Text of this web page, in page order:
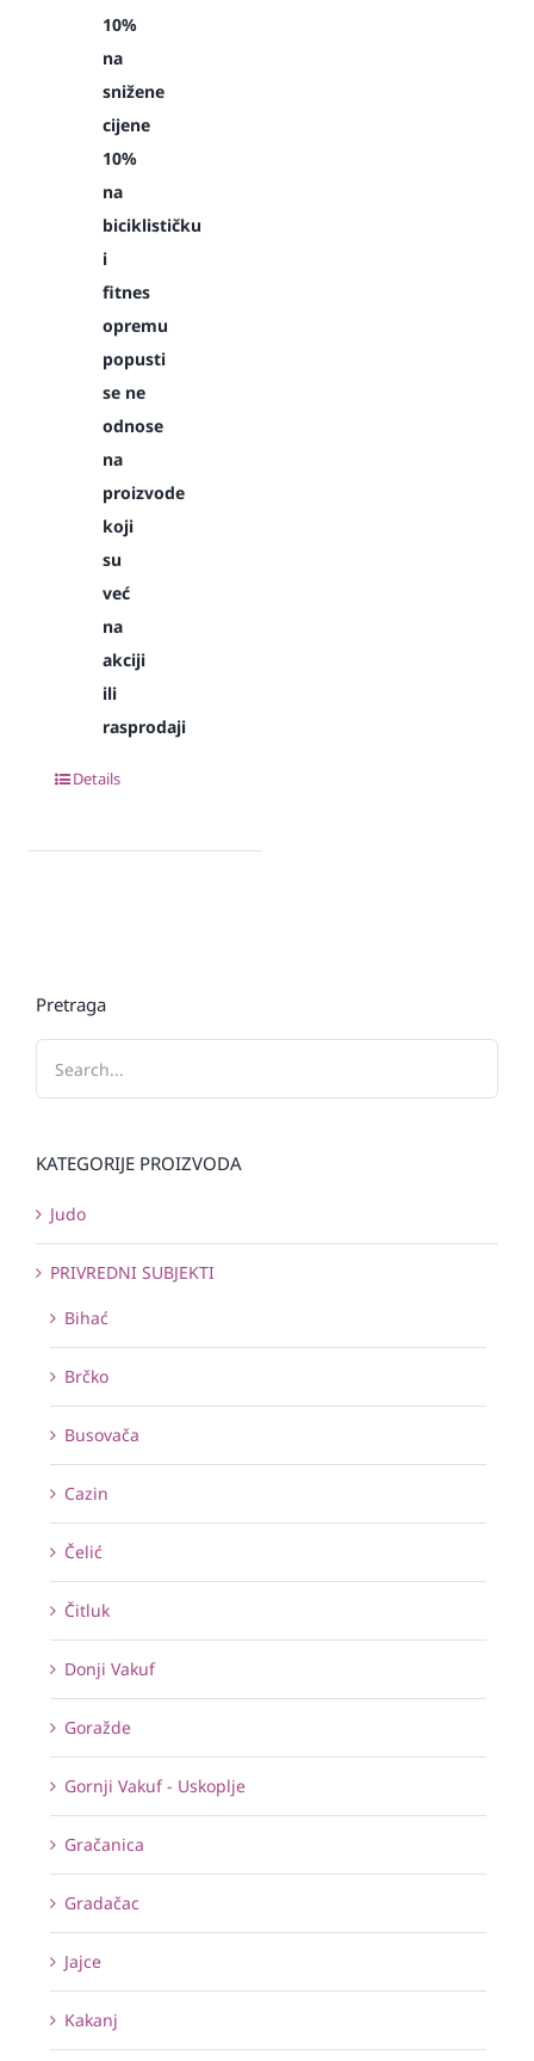
10%
na
snižene
cijene
10%
na
biciklističku
i
fitnes
opremu
popusti
se ne
odnose
na
proizvode
koji
su
već
na
akciji
ili
rasprodaji
Details
Pretraga
KATEGORIJE PROIZVODA
Judo
PRIVREDNI SUBJEKTI
Bihać
Brčko
Busovača
Cazin
Čelić
Čitluk
Donji Vakuf
Goražde
Gornji Vakuf - Uskoplje
Gračanica
Gradačac
Jajce
Kakanj